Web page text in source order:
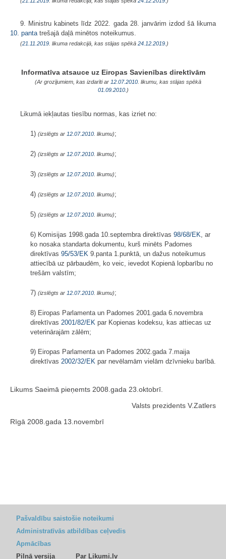
9. Ministru kabinets līdz 2022. gada 28. janvārim izdod šā likuma
10. pantatrešajā daļā minētos noteikumus.
(21.11.2019 . likuma redakcijā, kas stājas spēkā 24.12.2019. )
Informatīva atsauce uz Eiropas Savienības direktīvām
(Ar grozījumiem, kas izdarīti ar 12.07.2010 . likumu, kas stājas spēkā
01.09.2010. )
Likumā iekļautas tiesību normas, kas izriet no:
1) (izslēgts ar 12.07.2010 . likumu);
2) (izslēgts ar 12.07.2010 . likumu);
3) (izslēgts ar 12.07.2010 . likumu);
4) (izslēgts ar 12.07.2010 . likumu);
5) (izslēgts ar 12.07.2010 . likumu);
6) Komisijas 1998.gada 10.septembra direktīvas 98/68/EK, ar
ko nosaka standarta dokumentu, kurš minēts Padomes
direktīvas 95/53/EK 9.panta 1.punktā, un dažus noteikumus
attiecībā uz pārbaudēm, ko veic, ievedot Kopienā lopbarību no
trešām valstīm;
7) (izslēgts ar 12.07.2010 . likumu);
8) Eiropas Parlamenta un Padomes 2001.gada 6.novembra
direktīvas 2001/82/EK par Kopienas kodeksu, kas attiecas uz
veterinārajām zālēm;
9) Eiropas Parlamenta un Padomes 2002.gada 7.maija
direktīvas 2002/32/EK par nevēlamām vielām dzīvnieku barībā.
Likums Saeimā pieņemts 2008.gada 23.oktobrī.
Valsts prezidents V.Zatlers
Rīgā 2008.gada 13.novembrī
Pašvaldību saistošie noteikumi
Administratīvās atbildības ceļvedis
Apmācības
Pilnā versija
Par Likumi.lv